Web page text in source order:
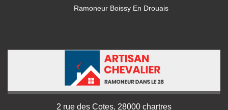
Ramoneur Boissy En Drouais
2 rue des Cotes, 28000 chartres